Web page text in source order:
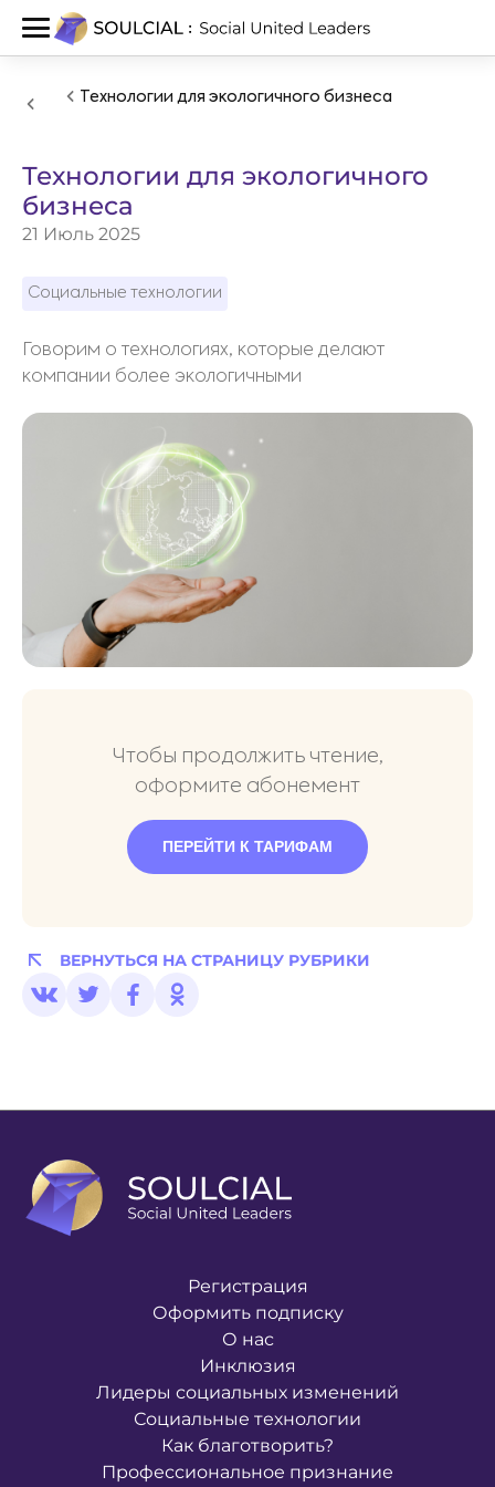
Технологии для экологичного бизнеса
Технологии для экологичного
бизнеса
21 Июль 2025
Социальные технологии
Говорим о технологиях, которые делают
компании более экологичными
Чтобы продолжить чтение,
оформите абонемент
ПЕРЕЙТИ К ТАРИФАМ
ВЕРНУТЬСЯ НА СТРАНИЦУ РУБРИКИ
Регистрация
Оформить подписку
О нас
Инклюзия
Лидеры социальных изменений
Социальные технологии
Как благотворить?
Профессиональное признание